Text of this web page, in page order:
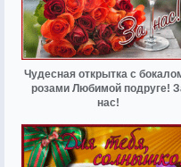
Чудесная открытка с
розами Любимой подруге!
нас!